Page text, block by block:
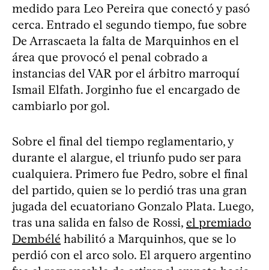
medido para Leo Pereira que conectó y pasó
cerca. Entrado el segundo tiempo, fue sobre
De Arrascaeta la falta de Marquinhos en el
área que provocó el penal cobrado a
instancias del VAR por el árbitro marroquí
Ismail Elfath. Jorginho fue el encargado de
cambiarlo por gol.
Sobre el final del tiempo reglamentario, y
durante el alargue, el triunfo pudo ser para
cualquiera. Primero fue Pedro, sobre el final
del partido, quien se lo perdió tras una gran
jugada del ecuatoriano Gonzalo Plata. Luego,
tras una salida en falso de Rossi, el premiado
Dembélé habilitó a Marquinhos, que se lo
perdió con el arco solo. El arquero argentino